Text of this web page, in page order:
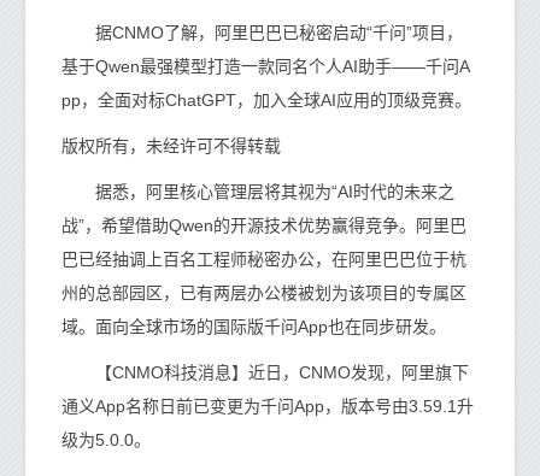
据CNMO了解，阿里巴巴已秘密启动“千问”项目，
基于Qwen最强模型打造一款同名个人AI助手——千问A
pp，全面对标ChatGPT，加入全球AI应用的顶级竞赛。
版权所有，未经许可不得转载
据悉，阿里核心管理层将其视为“AI时代的未来之
战”，希望借助Qwen的开源技术优势赢得竞争。阿里巴
巴已经抽调上百名工程师秘密办公，在阿里巴巴位于杭
州的总部园区，已有两层办公楼被划为该项目的专属区
域。面向全球市场的国际版千问App也在同步研发。
【CNMO科技消息】近日，CNMO发现，阿里旗下
通义App名称日前已变更为千问App，版本号由3.59.1升
级为5.0.0。